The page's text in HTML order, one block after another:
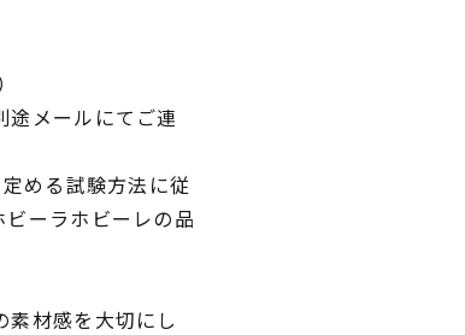
途メールにてご連
める試験方法に従
ーラホビーレの品
素材感を大切にし